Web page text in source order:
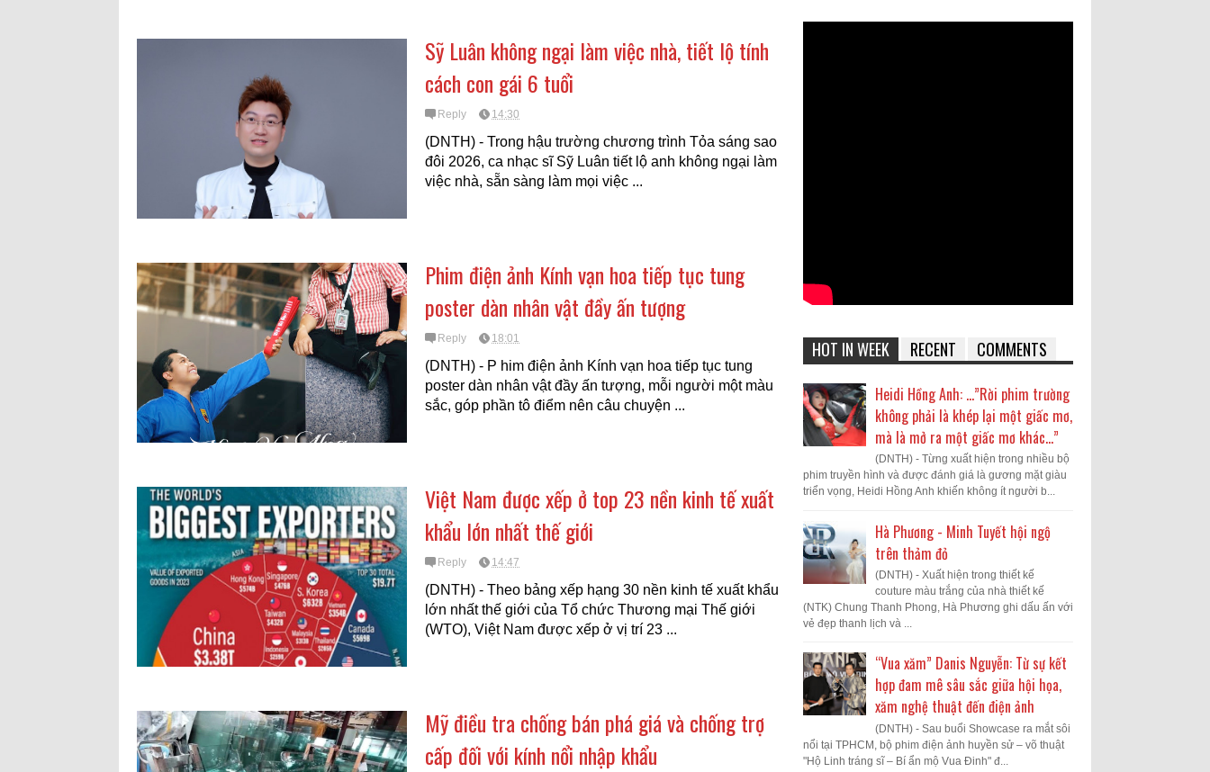
Sỹ Luân không ngại làm việc nhà, tiết lộ tính
cách con gái 6 tuổi
Reply 14:30
(DNTH) - Trong hậu trường chương trình Tỏa sáng sao
đôi 2026, ca nhạc sĩ Sỹ Luân tiết lộ anh không ngại làm
việc nhà, sẵn sàng làm mọi việc ...
Phim điện ảnh Kính vạn hoa tiếp tục tung
poster dàn nhân vật đầy ấn tượng
Reply 18:01
(DNTH) - P him điện ảnh Kính vạn hoa tiếp tục tung
poster dàn nhân vật đầy ấn tượng, mỗi người một màu
sắc, góp phần tô điểm nên câu chuyện ...
Việt Nam được xếp ở top 23 nền kinh tế xuất
khẩu lớn nhất thế giới
Reply 14:47
(DNTH) - Theo bảng xếp hạng 30 nền kinh tế xuất khẩu
lớn nhất thế giới của Tổ chức Thương mại Thế giới
(WTO), Việt Nam được xếp ở vị trí 23 ...
Mỹ điều tra chống bán phá giá và chống trợ
cấp đối với kính nổi nhập khẩu
HOT IN WEEK RECENT COMMENTS
Heidi Hồng Anh: …”Rời phim trường
không phải là khép lại một giấc mơ,
mà là mở ra một giấc mơ khác...”
(DNTH) - Từng xuất hiện trong nhiều bộ
phim truyền hình và được đánh giá là gương mặt giàu
triển vọng, Heidi Hồng Anh khiến không ít người b...
Hà Phương - Minh Tuyết hội ngộ
trên thảm đỏ
(DNTH) - Xuất hiện trong thiết kế
couture màu trắng của nhà thiết kế
(NTK) Chung Thanh Phong, Hà Phương ghi dấu ấn với
vẻ đẹp thanh lịch và ...
“Vua xăm” Danis Nguyễn: Từ sự kết
hợp đam mê sâu sắc giữa hội họa,
xăm nghệ thuật đến điện ảnh
(DNTH) - Sau buổi Showcase ra mắt sôi
nổi tại TPHCM, bộ phim điện ảnh huyền sử – võ thuật
"Hộ Linh tráng sĩ – Bí ẩn mộ Vua Đinh" đ...